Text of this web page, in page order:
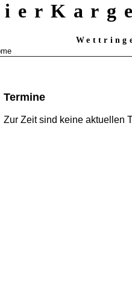
Termine
Zur Zeit sind keine aktuellen